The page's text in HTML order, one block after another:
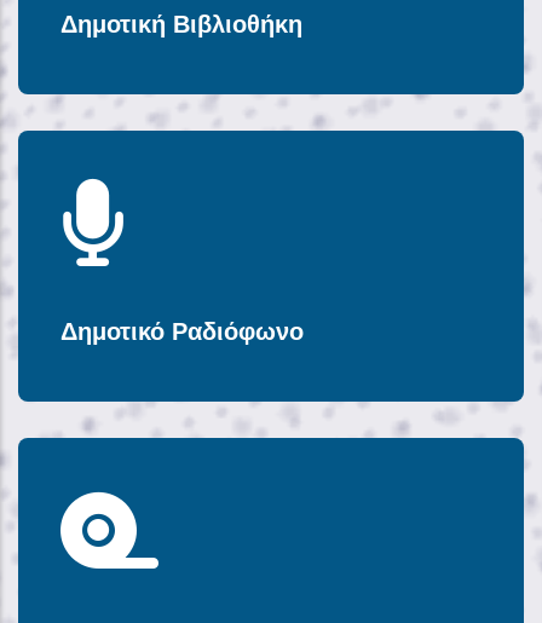
Δημοτική Βιβλιοθήκη
Δημοτικό Ραδιόφωνο